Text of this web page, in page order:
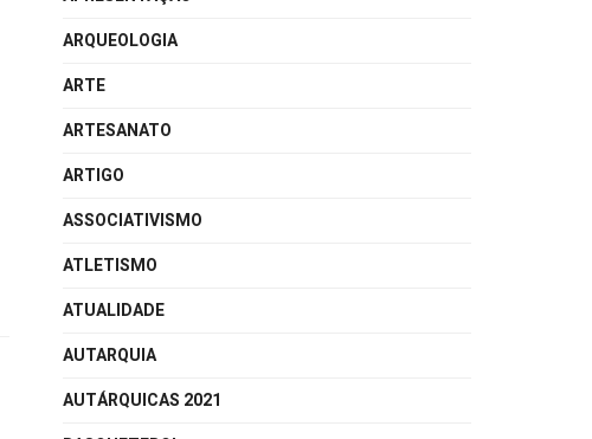
ARQUEOLOGIA
ARTE
ARTESANATO
ARTIGO
ASSOCIATIVISMO
ATLETISMO
ATUALIDADE
AUTARQUIA
AUTÁRQUICAS 2021